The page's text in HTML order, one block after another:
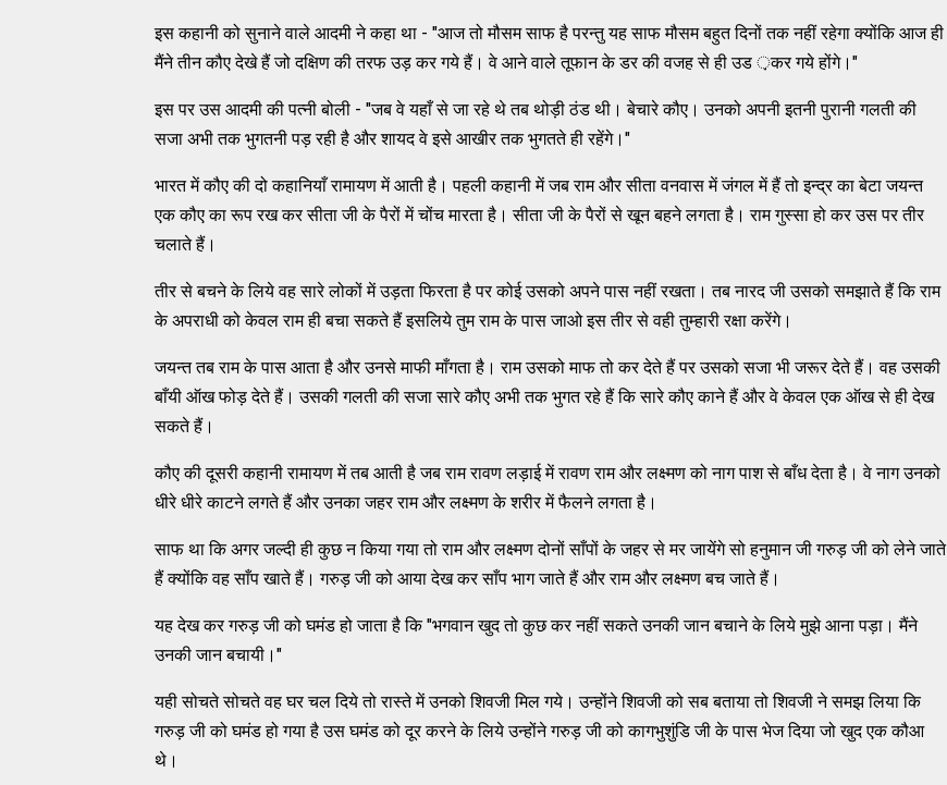
इस कहानी को सुनाने वाले आदमी ने कहा था - "आज तो मौसम साफ है परन्तु यह साफ मौसम बहुत दिनों तक नहीं रहेगा क्योंकि आज ही
मैंने तीन कौए देखे हैं जो दक्षिण की तरफ उड़ कर गये हैं। वे आने वाले तूफान के डर की वजह से ही उड ़कर गये होंगे।"
इस पर उस आदमी की पत्नी बोली - "जब वे यहाँ से जा रहे थे तब थोड़ी ठंड थी। बेचारे कौए। उनको अपनी इतनी पुरानी गलती की
सजा अभी तक भुगतनी पड़ रही है और शायद वे इसे आखीर तक भुगतते ही रहेंगे।"
भारत में कौए की दो कहानियाँ रामायण में आती है। पहली कहानी में जब राम और सीता वनवास में जंगल में हैं तो इन्द्र का बेटा जयन्त
एक कौए का रूप रख कर सीता जी के पैरों में चोंच मारता है। सीता जी के पैरों से खून बहने लगता है। राम गुस्सा हो कर उस पर तीर
चलाते हैं।
तीर से बचने के लिये वह सारे लोकों में उड़ता फिरता है पर कोई उसको अपने पास नहीं रखता। तब नारद जी उसको समझाते हैं कि राम
के अपराधी को केवल राम ही बचा सकते हैं इसलिये तुम राम के पास जाओ इस तीर से वही तुम्हारी रक्षा करेंगे।
जयन्त तब राम के पास आता है और उनसे माफी माँगता है। राम उसको माफ तो कर देते हैं पर उसको सजा भी जरूर देते हैं। वह उसकी
बाँयी ऑख फोड़ देते हैं। उसकी गलती की सजा सारे कौए अभी तक भुगत रहे हैं कि सारे कौए काने हैं और वे केवल एक ऑख से ही देख
सकते हैं।
कौए की दूसरी कहानी रामायण में तब आती है जब राम रावण लड़ाई में रावण राम और लक्ष्मण को नाग पाश से बाँध देता है। वे नाग उनको
धीरे धीरे काटने लगते हैं और उनका जहर राम और लक्ष्मण के शरीर में फैलने लगता है।
साफ था कि अगर जल्दी ही कुछ न किया गया तो राम और लक्ष्मण दोनों साँपों के जहर से मर जायेंगे सो हनुमान जी गरुड़ जी को लेने जाते
हैं क्योंकि वह साँप खाते हैं। गरुड़ जी को आया देख कर साँप भाग जाते हैं और राम और लक्ष्मण बच जाते हैं।
यह देख कर गरुड़ जी को घमंड हो जाता है कि "भगवान खुद तो कुछ कर नहीं सकते उनकी जान बचाने के लिये मुझे आना पड़ा। मैंने
उनकी जान बचायी।"
यही सोचते सोचते वह घर चल दिये तो रास्ते में उनको शिवजी मिल गये। उन्होंने शिवजी को सब बताया तो शिवजी ने समझ लिया कि
गरुड़ जी को घमंड हो गया है उस घमंड को दूर करने के लिये उन्होंने गरुड़ जी को कागभुशुंडि जी के पास भेज दिया जो खुद एक कौआ
थे।